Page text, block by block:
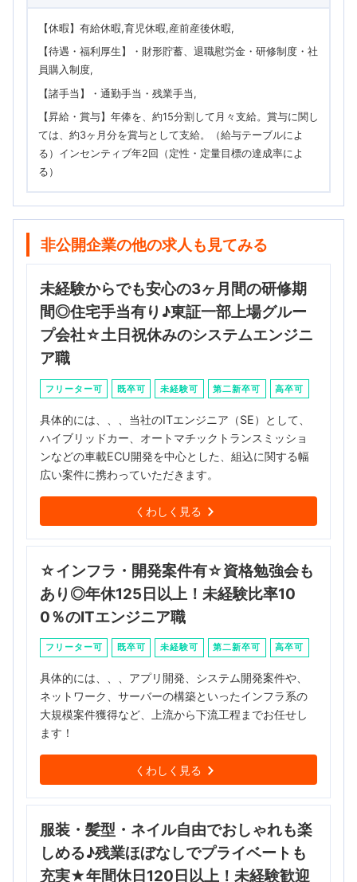
【休暇】有給休暇,育児休暇,産前産後休暇
【待遇・福利厚生】・財形貯蓄、退職慰労金・研修制度・社
員購入制度
【諸手当】・通勤手当・残業手当
【昇給・賞与】年俸を、約15分割して月々支給。賞与に関し
ては、約3ヶ月分を賞与として支給。（給与テーブルによ
る）インセンティブ年2回（定性・定量目標の達成率によ
る）
非公開企業の他の求人も見てみる
未経験からでも安心の3ヶ月間の研修期
間◎住宅手当有り♪東証一部上場グルー
プ会社☆土日祝休みのシステムエンジニ
ア職
フリーター可 既卒可 未経験可 第二新卒可 高卒可
具体的には、、、当社のITエンジニア（SE）として、
ハイブリッドカー、オートマチックトランスミッショ
ンなどの車載ECU開発を中心とした、組込に関する幅
広い案件に携わっていただきます。
くわしく見る
☆インフラ・開発案件有☆資格勉強会も
あり◎年休125日以上！未経験比率10
0％のITエンジニア職
フリーター可 既卒可 未経験可 第二新卒可 高卒可
具体的には、、、アプリ開発、システム開発案件や、
ネットワーク、サーバーの構築といったインフラ系の
大規模案件獲得など、上流から下流工程までお任せし
ます！
くわしく見る
服装・髪型・ネイル自由でおしゃれも楽
しめる♪残業ほぼなしでプライベートも
充実★年間休日120日以上！未経験歓迎